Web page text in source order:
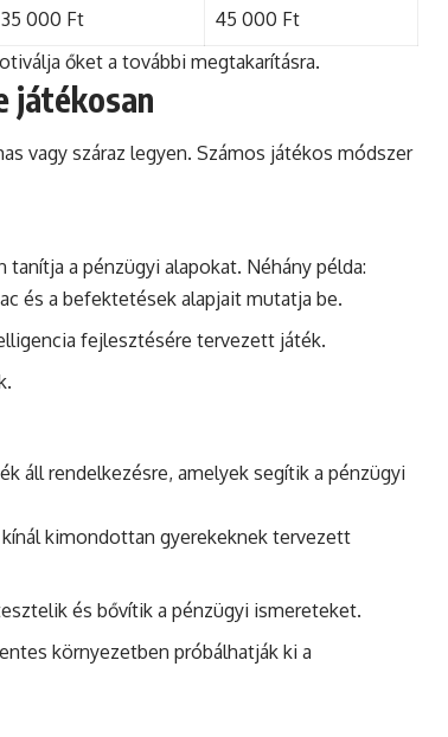
35 000 Ft
45 000 Ft
őket a további megtakarításra.
játékosan
vagy száraz legyen. Számos játékos módszer
a pénzügyi alapokat. Néhány példa:
és a befektetések alapjait mutatja be.
fejlesztésére tervezett játék.
áll rendelkezésre, amelyek segítik a pénzügyi
kínál kimondottan gyerekeknek tervezett
és bővítik a pénzügyi ismereteket.
környezetben próbálhatják ki a